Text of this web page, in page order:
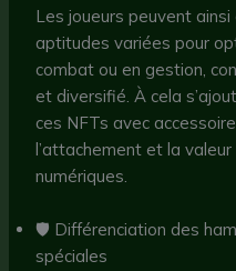
Les joueurs peuvent
aptitudes variées pour
combat ou en gestion,
et diversifié. À cela
ces NFTs avec
l’attachement et la
numériques.
🛡️ Différenciation des
spéciales